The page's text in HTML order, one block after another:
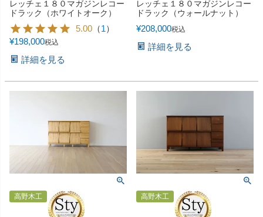
レッチェ１８０マガジンレコー
ドラック（ホワイトオーク）
5.00 （1）
¥198,000税込
詳細を見る
レッチェ１８０マガジンレコー
ドラック（ウォールナット）
¥208,000税込
詳細を見る
高野木工 高野木工